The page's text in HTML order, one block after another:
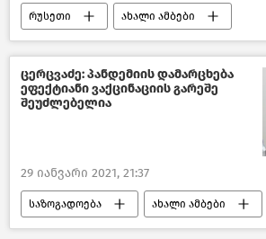
რუსეთი ახალი ამბები
ცერცვაძე: პანდემიის დამარცხება
ეფექტიანი ვაქცინაციის გარეშე
შეუძლებელია
29 იანვარი 2021, 21:37
საზოგადოება ახალი ამბები
საქართველო COVID-19